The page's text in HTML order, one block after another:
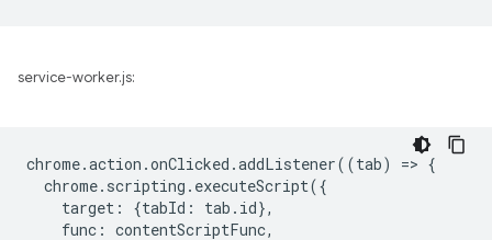
service-worker.js:
chrome.action .onClicked .addListener((tab) => {
chrome. scripting . executeScript({
target : {tabId : tab . id},
func : contentScriptFunc,